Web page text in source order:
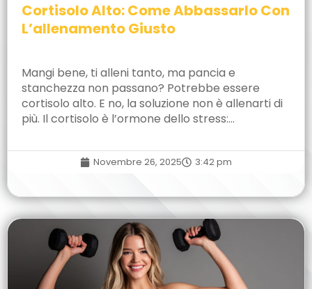
Cortisolo Alto: Come Abbassarlo Con
L’allenamento Giusto
Mangi bene, ti alleni tanto, ma pancia e
stanchezza non passano? Potrebbe essere
cortisolo alto. E no, la soluzione non è allenarti di
più. Il cortisolo è l’ormone dello stress:…
Novembre 26, 2025 3:42 pm